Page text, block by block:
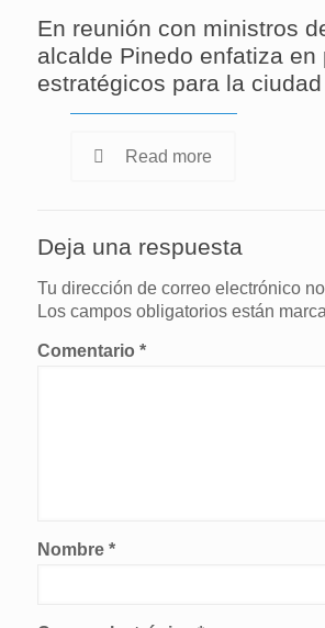
En reunión con ministros
alcalde Pinedo enfatiza en
estratégicos para la ciudad
Read more
Deja una respuesta
Tu dirección de correo electrónico
Los campos obligatorios están
Comentario *
Nombre *